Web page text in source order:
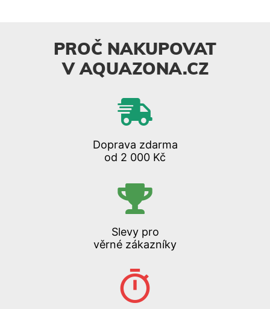
PROČ NAKUPOVAT
V AQUAZONA.CZ
Doprava zdarma
od 2 000 Kč
Slevy pro
věrné zákazníky